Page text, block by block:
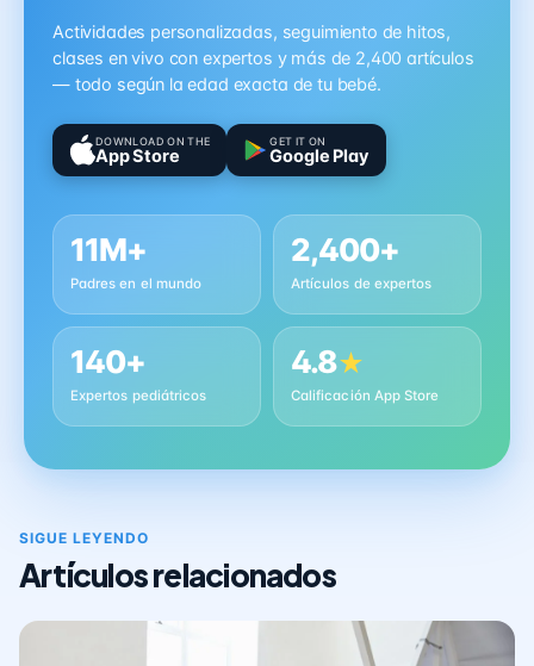
Actividades personalizadas, seguimiento de hitos,
clases en vivo con expertos y más de 2,400 artículos
— todo según la edad exacta de tu bebé.
DOWNLOAD ON THE
App Store
GET IT ON
Google Play
11M+
Padres en el mundo
2,400+
Artículos de expertos
140+
Expertos pediátricos
4.8★
Calificación App Store
SIGUE LEYENDO
Artículos relacionados